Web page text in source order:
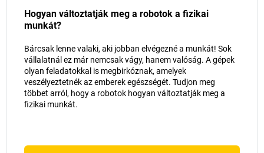
Hogyan változtatják meg a robotok a fizikai
munkát?
Bárcsak lenne valaki, aki jobban elvégezné a munkát! Sok
vállalatnál ez már nemcsak vágy, hanem valóság. A gépek
olyan feladatokkal is megbirkóznak, amelyek
veszélyeztetnék az emberek egészségét. Tudjon meg
többet arról, hogy a robotok hogyan változtatják meg a
fizikai munkát.